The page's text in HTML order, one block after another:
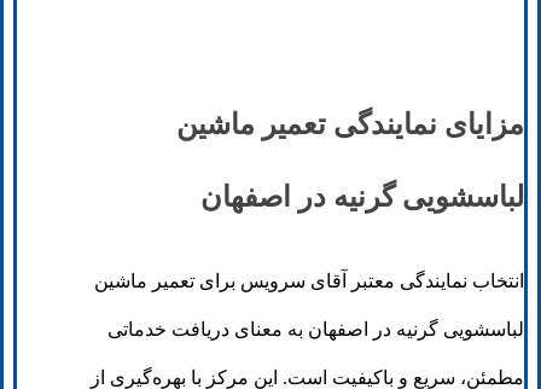
مزایای نمایندگی تعمیر ماشین
لباسشویی گرنیه در اصفهان
انتخاب نمایندگی معتبر آقای سرویس برای تعمیر ماشین
لباسشویی گرنیه در اصفهان به معنای دریافت خدماتی
مطمئن، سریع و باکیفیت است. این مرکز با بهره‌گیری از